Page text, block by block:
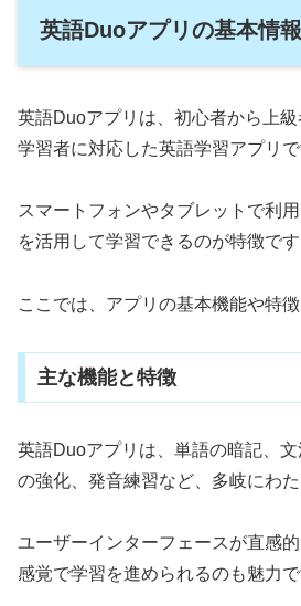
英語Duoアプリの基本情報
英語Duoアプリは、初心者から上
学習者に対応した英語学習アプリで
スマートフォンやタブレットで利
を活用して学習できるのが特徴です
ここでは、アプリの基本機能や特
主な機能と特徴
英語Duoアプリは、単語の暗記、
の強化、発音練習など、多岐にわ
ユーザーインターフェースが直感
感覚で学習を進められるのも魅力で